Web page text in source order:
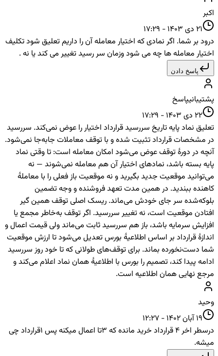
اکبر
21 دی 1403 - 17:29
درود بر شما. اگر نمادی که اختیار معامله آن را داریم تعلیق شود تکلیف
اختیار معامله ها چه می شود وزمان سر رسید تغییر می کند یا نه .
پاسخ دادن
پشتیبانیپاسخ
22 دی 1403 - 17:29
تعلیق نماد پایه تاریخ سررسید قرارداد اختیار را عوض نمی‌کند. سررسید
در مشخصات قرارداد تثبیت شده و با توقف معاملات جابه‌جا نمی‌شود.
آنچه در دورهٔ توقف عوض می‌شود امکان معامله است: تا وقتی نماد
پایه بسته باشد، نمادهای اختیار آن هم معامله نمی‌شوند — نه
می‌توانید موقعیت جدید بگیرید و نه موقعیت باز فعلی را با معاملهٔ
کاهنده ببندید. در همین مدت تعهد فروشنده و وجه تضمین
بلوکه‌شده سر جای خودش می‌ماند. ریسک اصلی توقف همین گیر
افتادن موقعیت است، نه تغییر سررسید. اگر توقف به‌خاطر مجمع یا
افزایش سرمایه باشد، باز هم سررسید ثابت می‌ماند ولی قیمت اعمال و
اندازهٔ قرارداد بر اساس اطلاعیهٔ بورس تعدیل می‌شود تا ارزش موقعیت
شما دست‌نخورده بماند. برای توقف‌های طولانی که تا خود روز سررسید
ادامه پیدا کند، تصمیم را بورس با اطلاعیهٔ همان نماد اعلام می‌کند و
مرجع نهایی همان اطلاعیه است.
وحید
19 آبان 1402 - 12:27
درسطر اخر 4 قرارداد خرید مانده که 3تا اعمال میکنه پس 1قرارداد چی
میشه.